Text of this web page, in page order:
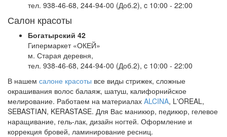
тел. 938-46-68, 244-94-00 (Доб.2), c 10:00 - 22:00
Салон красоты
Богатырский 42
Гипермаркет «ОКЕЙ»
м. Старая деревня,
тел. 938-46-68, 244-94-00 (Доб.2), c 10:00 - 22:00
В нашем салоне красоты все виды стрижек, сложные
окрашивания волос балаяж, шатуш, калифорнийское
мелирование. Работаем на материалах ALCINA, L'OREAL,
SEBASTIAN, KERASTASE. Для Вас маникюр, педикюр, гелевое
наращивание, гель-лак, дизайн ногтей. Оформление и
коррекция бровей, ламинирование ресниц.